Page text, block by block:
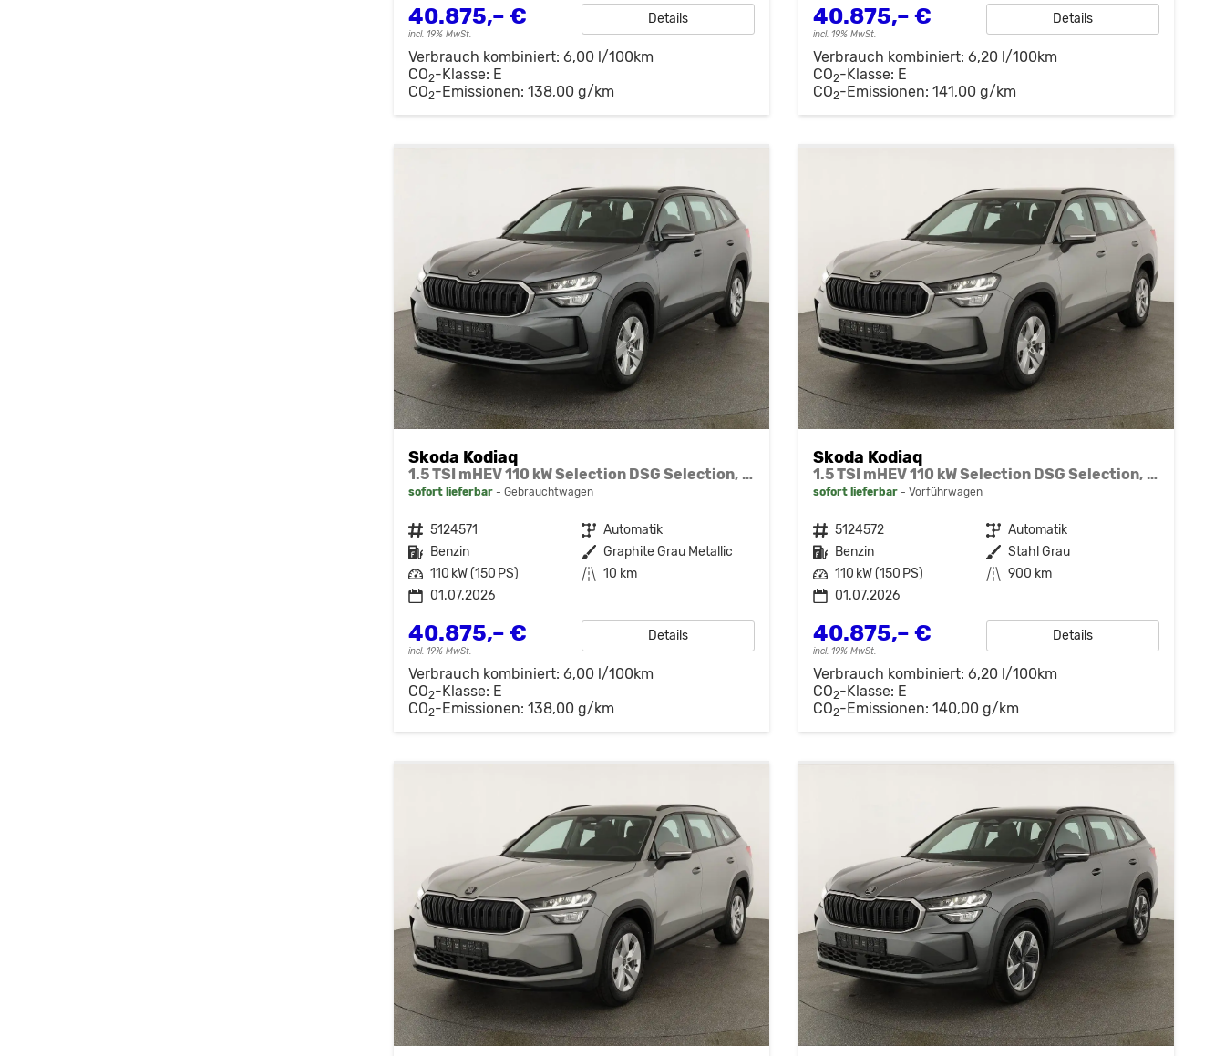
40.875,– €
incl. 19% MwSt.
Details
Verbrauch kombiniert: 6,00 l/100km
CO2-Klasse: E
CO2-Emissionen: 138,00 g/km
40.875,– €
incl. 19% MwSt.
Details
Verbrauch kombiniert: 6,20 l/100km
CO2-Klasse: E
CO2-Emissionen: 141,00 g/km
Skoda Kodiaq
1.5 TSI mHEV 110 kW Selection DSG Selection, AHK, Navi, Side, Kamera, Winter, 4 J.- Garantie
sofort lieferbar Gebrauchtwagen
Fahrzeugnr. 5124571 Getriebe Automatik
Kraftstoff Benzin Außenfarbe Graphite Grau Metallic
Leistung 110 kW (150 PS) Kilometerstand 10 km
01.07.2026
40.875,– €
incl. 19% MwSt.
Details
Verbrauch kombiniert: 6,00 l/100km
CO2-Klasse: E
CO2-Emissionen: 138,00 g/km
Skoda Kodiaq
1.5 TSI mHEV 110 kW Selection DSG Selection, 7-Sitzer, AHK, Navi, Side, Kamera, Winter, 4 J.- Garantie
sofort lieferbar Vorführwagen
Fahrzeugnr. 5124572 Getriebe Automatik
Kraftstoff Benzin Außenfarbe Stahl Grau
Leistung 110 kW (150 PS) Kilometerstand 900 km
01.07.2026
40.875,– €
incl. 19% MwSt.
Details
Verbrauch kombiniert: 6,20 l/100km
CO2-Klasse: E
CO2-Emissionen: 140,00 g/km